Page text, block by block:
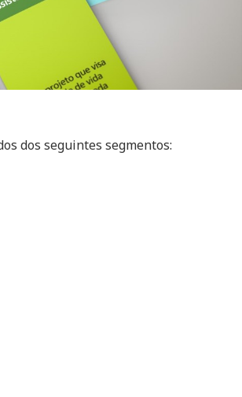
dos seguintes segmentos: